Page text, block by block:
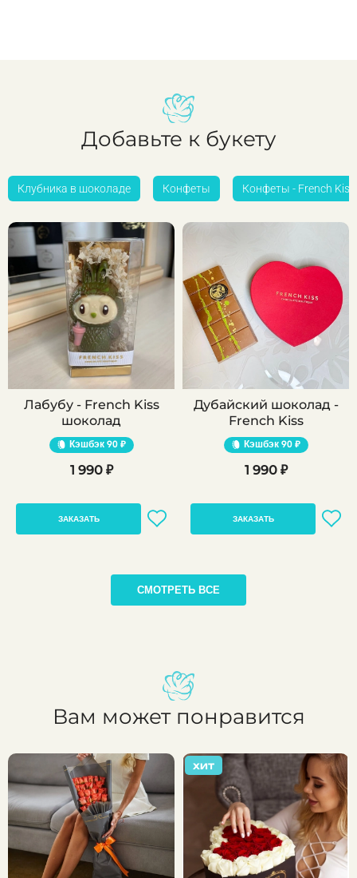
Добавьте к букету
Клубника в шоколаде Конфеты Конфеты - French Kiss
Лабубу - French Kiss
шоколад
Кэшбэк90 ₽
1 990 ₽
ЗАКАЗАТЬ
Дубайский шоколад -
French Kiss
Кэшбэк90 ₽
1 990 ₽
ЗАКАЗАТЬ
СМОТРЕТЬ ВСЕ
Вам может понравится
ХИТ